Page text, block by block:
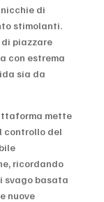
di
stimolanti.
piazzare
con estrema
sia da
mette
controllo del
ricordando
svago basata
nuove